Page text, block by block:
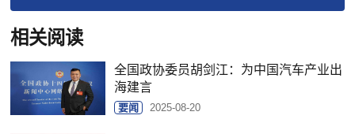
相关阅读
全国政协委员胡剑江：为中国汽车产业出
海建言
要闻 2025-08-20